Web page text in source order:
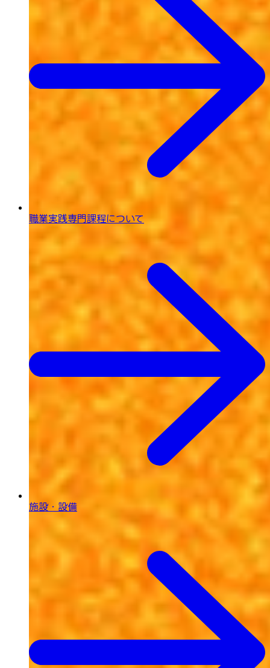
職業実践専門課程について
施設・設備